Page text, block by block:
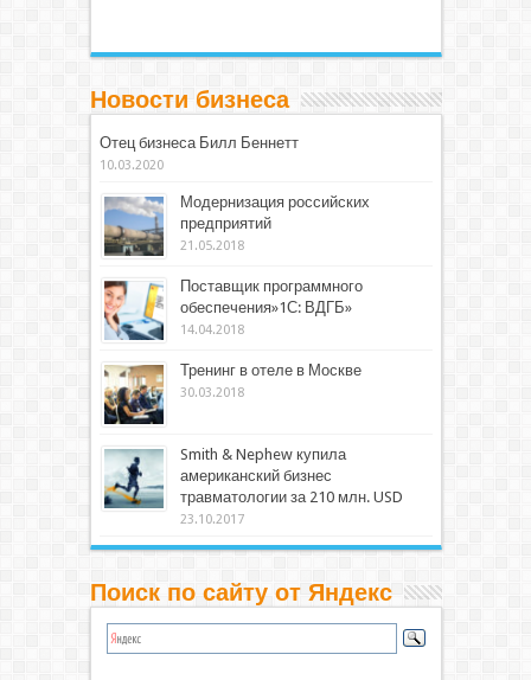
Новости бизнеса
Отец бизнеса Билл Беннетт
10.03.2020
Модернизация российских
предприятий
21.05.2018
Поставщик программного
обеспечения»1С: ВДГБ»
14.04.2018
Тренинг в отеле в Москве
30.03.2018
Smith & Nephew купила
американский бизнес
травматологии за 210 млн. USD
23.10.2017
Поиск по сайту от Яндекс